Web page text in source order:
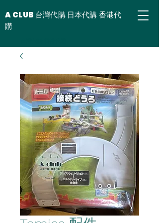
A CLUB 台灣代購 日本代購 香港代
購